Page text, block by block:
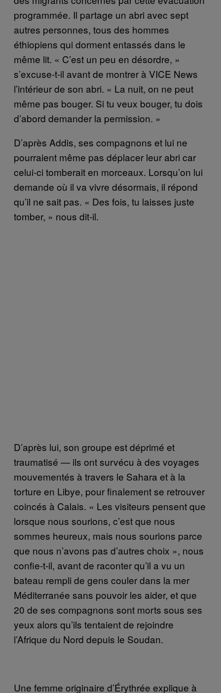
programmée. Il partage un abri avec sept
autres personnes, tous des hommes
éthiopiens qui dorment entassés dans le
même lit. « C’est un peu en désordre, »
s’excuse-t-il avant de montrer à VICE News
l’intérieur de son abri. « La nuit, on ne peut
même pas bouger. Si tu veux bouger, tu dois
d’abord demander la permission. »
D’après Addis, ses compagnons et lui ne
pourraient même pas déplacer leur abri car
celui-ci tomberait en morceaux. Lorsqu’on lui
demande où il va vivre désormais, il répond
qu’il ne sait pas. « Des fois, tu laisses juste
tomber, » nous dit-il.
D’après lui, son groupe est déprimé et
traumatisé — ils ont survécu à des voyages
mouvementés à travers le Sahara et à la
torture en Libye, pour finalement se retrouver
coincés à Calais. « Les visiteurs pensent que
lorsque nous sourions, c’est que nous
sommes heureux, mais nous sourions parce
que nous n’avons pas d’autres choix », nous
confie-t-il, avant de raconter qu’il a vu un
bateau rempli de gens couler dans la mer
Méditerranée sans pouvoir les aider, et que
20 de ses compagnons sont morts sous ses
yeux alors qu’ils tentaient de rejoindre
l’Afrique du Nord depuis le Soudan.
Une femme originaire d’Érythrée explique à